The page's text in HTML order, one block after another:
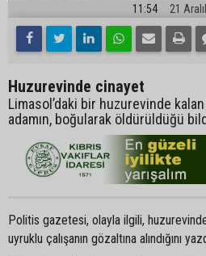
11:54 21
Huzurevinde cinayet
Limasol’daki bir huzurevinde kalan
adamın, boğularak öldürüldüğü
Politis gazetesi, olayla ilgili,
uyruklu çalışanın gözaltına alındığını